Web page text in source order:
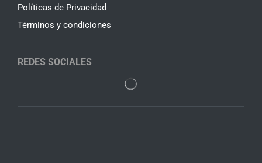
Políticas de Privacidad
Términos y condiciones
REDES SOCIALES